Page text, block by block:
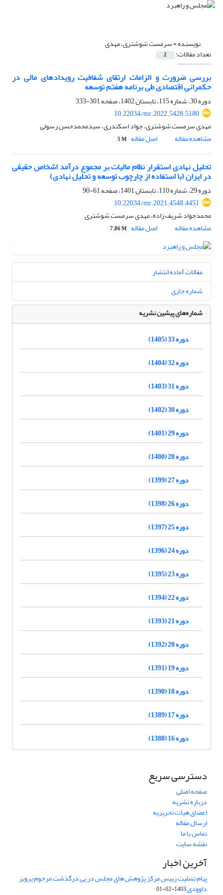
نویسنده =سرمست شوشتری، مهدی
تعداد مقالات: 2
بررسی ضرورت و الزامات ارتقای شفافیت رویدادهای مالی در
حکمرانی اقتصادی طی برنامه هفتم توسعه
دوره 30، شماره 115، تابستان 1402، صفحه
301-333
10.22034/mr.2022.5428.5180
مهدی سرمست شوشتری، جواد اسکندری، سیدمحمدحسن رسولی
مشاهده مقاله
اصل مقاله 5 M
تحلیل نهادی استقرار نظام مالیات بر مجموع درآمد اشخاص حقیقی
در ایران (با استفاده از چارچوب توسعه و تحلیل نهادی)
دوره 29، شماره 110، تابستان 1401، صفحه
61-90
10.22034/mr.2021.4548.4451
محمدجواد شریف زاده، مهدی سرمست شوشتری
مشاهده مقاله
اصل مقاله 7.86 M
مقالات آماده انتشار
شماره جاری
شماره‌های پیشین نشریه
دوره 33 (1405)
دوره 32 (1404)
دوره 31 (1403)
دوره 30 (1402)
دوره 29 (1401)
دوره 28 (1400)
دوره 27 (1399)
دوره 26 (1398)
دوره 25 (1397)
دوره 24 (1396)
دوره 23 (1395)
دوره 22 (1394)
دوره 21 (1393)
دوره 20 (1392)
دوره 19 (1391)
دوره 18 (1390)
دوره 17 (1389)
دوره 16 (1388)
دسترسی سریع
صفحه اصلی
درباره نشریه
اعضای هیات تحریریه
ارسال مقاله
تماس با ما
نقشه سایت
آخرین اخبار
پیام تسلیت رییس مرکز پژوهش های مجلس در پی درگذشت مرحوم پرویز
داوودی1403-02-01